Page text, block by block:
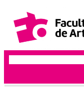
contenido
Buscar